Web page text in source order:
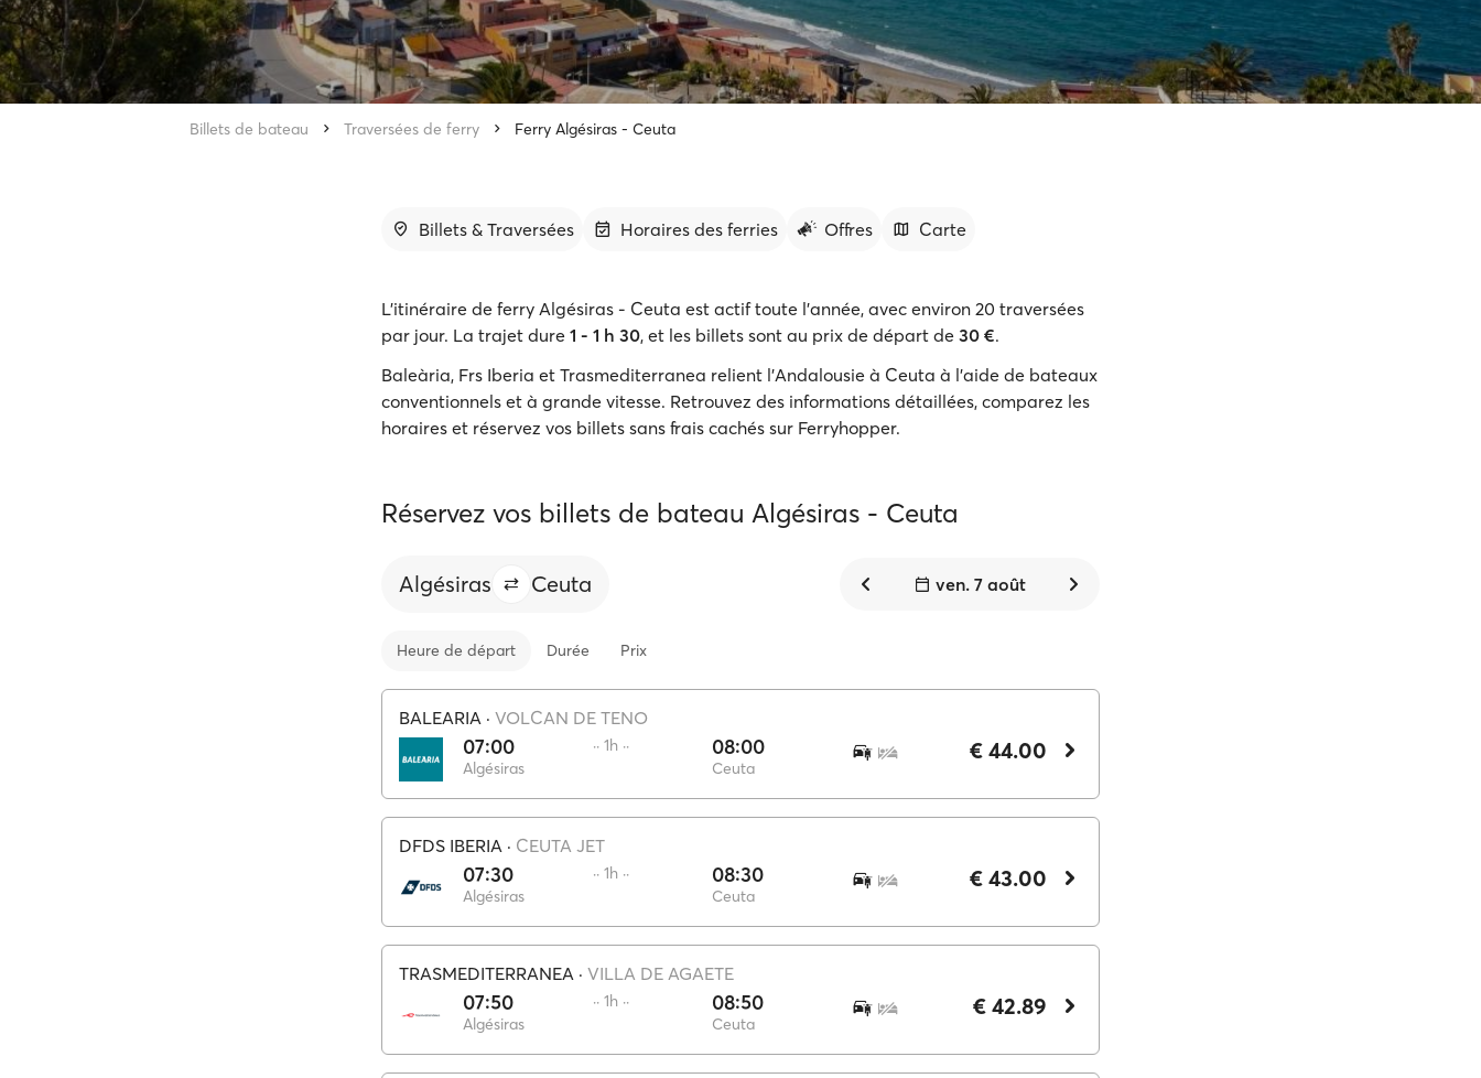
Billets de bateau Traversées de ferry Ferry Algésiras - Ceuta
Billets & Traversées Horaires des ferries Offres Carte
L'itinéraire de ferry Algésiras - Ceuta est actif toute l'année, avec environ 20 traversées
par jour. La trajet dure 1 - 1 h 30, et les billets sont au prix de départ de 30 €.
Baleària, Frs Iberia et Trasmediterranea relient l'Andalousie à Ceuta à l'aide de bateaux
conventionnels et à grande vitesse. Retrouvez des informations détaillées, comparez les
horaires et réservez vos billets sans frais cachés sur Ferryhopper.
Réservez vos billets de bateau Algésiras - Ceuta
Algésiras Ceuta ven. 7 août
Heure de départ Durée Prix
BALEARIA · VOLCAN DE TENO
07:00
Algésiras
·· 1h ·· 08:00
Ceuta
€ 44.00
DFDS IBERIA · CEUTA JET
07:30
Algésiras
·· 1h ·· 08:30
Ceuta
€ 43.00
TRASMEDITERRANEA · VILLA DE AGAETE
07:50
Algésiras
·· 1h ·· 08:50
Ceuta
€ 42.89